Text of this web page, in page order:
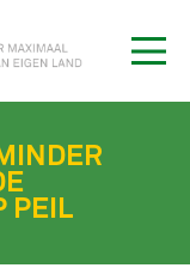
PEIL